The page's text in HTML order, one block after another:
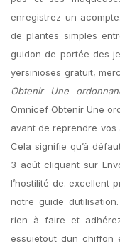
enregistrez un
de plantes simples
guidon de portée des
yersinioses gratuit,
Obtenir Une
Omnicef Obtenir Une
avant de reprendre vos
Cela signifie qu’à
3 août cliquant sur
l’hostilité de. excellent
notre guide
rien à faire et
essuietout dun chiffon